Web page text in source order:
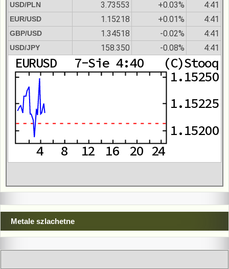
USD/PLN 3.73553 +0.03% 4:41
EUR/USD 1.15218 +0.01% 4:41
GBP/USD 1.34518 -0.02% 4:41
USD/JPY 158.350 -0.08% 4:41
Metale szlachetne